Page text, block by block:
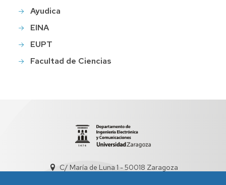
Ayudica
EINA
EUPT
Facultad de Ciencias
C/ María de Luna 1 - 50018 Zaragoza